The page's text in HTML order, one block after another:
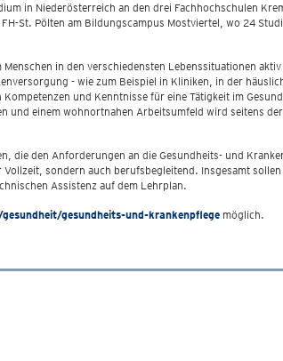
in Niederösterreich an den drei Fachhochschulen
St. Pölten am Bildungscampus Mostviertel, wo 24
in den verschiedensten Lebenssituationen
- wie zum Beispiel in Kliniken, in der
und Kenntnisse für eine Tätigkeit im
einem wohnortnahen Arbeitsumfeld wird seitens
die den Anforderungen an die Gesundheits- und
sondern auch berufsbegleitend. Insgesamt
Assistenz auf dem Lehrplan.
gesundheits-und-krankenpflege möglich.